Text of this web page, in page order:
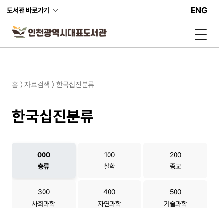
도서관 바로가기 ENG
홈 〉 자료검색 〉 한국십진분류
한국십진분류
000
총류
100
철학
200
종교
300
사회과학
400
자연과학
500
기술과학